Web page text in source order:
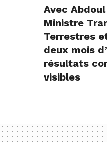
Avec
Ministre
Terrestres
deux mois
résultats
visibles